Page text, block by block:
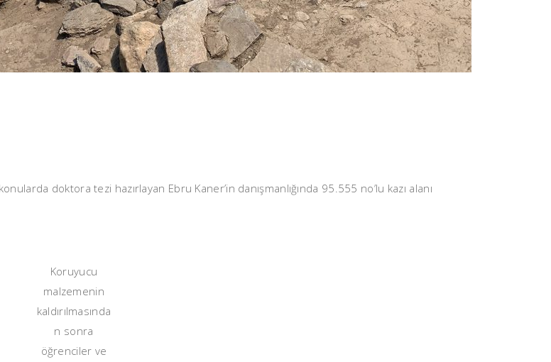
doktora tezi hazırlayan Ebru Kaner’in danışmanlığında 95.555 no’lu kazı alanı
Koruyucu
malzemenin
kaldırılmasında
n sonra
öğrenciler ve